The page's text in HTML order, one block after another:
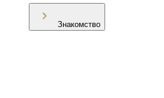
Знакомство